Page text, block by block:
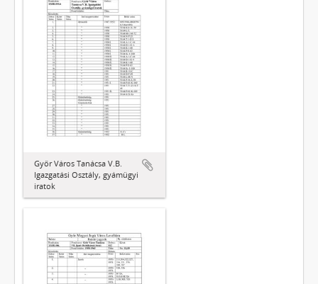
Győr Város Tanácsa V.B.
Igazgatási Osztály, gyámügyi
iratok